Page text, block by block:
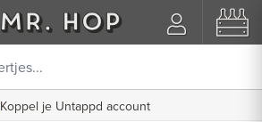
Koppel je Untappd account